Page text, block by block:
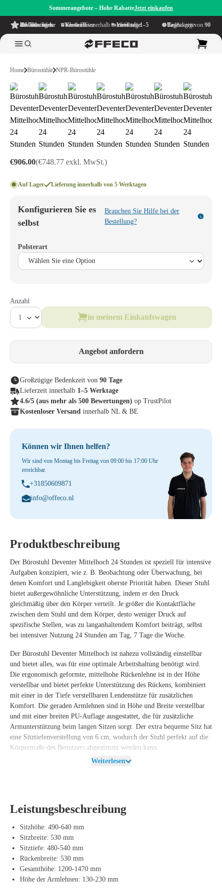
Sommerangebote – Hohe RabatteJetzt einkaufen
4.6/5
aus mehr als 500 Bewertungen
auf TrustPilot Kostenloser Versand
innerhalb NL & BE Lieferzeit innerhalb
1–5 Werktage Großzügige Bedenkzeit von
90 Tage
Home Bürostühle NPR-Bürostühle
€906.00(€748.77 exkl. MwSt.)
Auf Lager Lieferung innerhalb von 5 Werktagen
Konfigurieren Sie es
selbst
Brauchen Sie Hilfe bei der
Bestellung?
Polsterart
Anzahl
in meinem Einkaufswagen
Angebot anfordern
Großzügige Bedenkzeit von 90 Tage
Lieferzeit innerhalb 1–5 Werktage
4.6/5 (aus mehr als 500 Bewertungen) op TrustPilot
Kostenloser Versand innerhalb NL & BE
Können wir Ihnen helfen?
Wir sind von Montag bis Freitag von 09:00 bis 17:00 Uhr
erreichbar.
+31850609871
info@offeco.nl
Produktbeschreibung
Der Bürostuhl Deventer Mittelhoch 24 Stunden ist speziell für intensive
Aufgaben konzipiert, wie z. B. Beobachtung oder Überwachung, bei
denen Komfort und Langlebigkeit oberste Priorität haben. Dieser Stuhl
bietet außergewöhnliche Unterstützung, indem er den Druck
gleichmäßig über den Körper verteilt. Je größer die Kontaktfläche
zwischen dem Stuhl und dem Körper, desto weniger Druck auf
spezifische Stellen, was zu langanhaltendem Komfort beiträgt, selbst
bei intensiver Nutzung 24 Stunden am Tag, 7 Tage die Woche.
Der Bürostuhl Deventer Mittelhoch ist nahezu vollständig einstellbar
und bietet alles, was für eine optimale Arbeitshaltung benötigt wird.
Die ergonomisch geformte, mittelhohe Rückenlehne ist in der Höhe
verstellbar und bietet perfekte Unterstützung des Rückens, kombiniert
mit einer in der Tiefe verstellbaren Lendenstütze für zusätzlichen
Komfort. Die geraden Armlehnen sind in Höhe und Breite verstellbar
und mit einer breiten PU-Auflage ausgestattet, die für zusätzliche
Armunterstützung beim langen Sitzen sorgt. Der extra bequeme Sitz hat
eine Sitztiefenverstellung von 6 cm, wodurch der Stuhl perfekt auf die
Körpermaße des Benutzers abgestimmt werden kann.
langes und intensives Sitzen erforderlich ist, wie bei Überwachungs-
Eigenschaften des Bürostuhls 212
DerBürostuhl Deventer Mittelhoch
Langlebigkeit ausgelegt, sondern auch unter Berücksichtigung der
zirkulären Wirtschaft. Am Ende des Lebenszyklus erhält der Benutzer
Weiterlesen
Leistungsbeschreibung
Sitzhöhe: 490-640 mm
Sitzbreite: 530 mm
Sitztiefe: 480-540 mm
Rückenbreite: 530 mm
Gesamthöhe: 1200-1470 mm
Höhe der Armlehnen: 130-230 mm